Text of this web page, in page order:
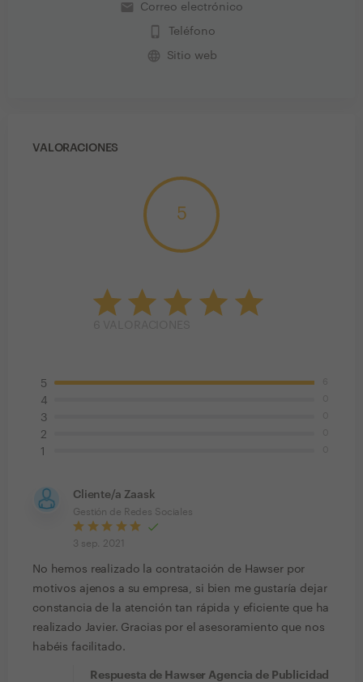
email Correo electrónico
phone_iphone Teléfono
language Sitio web
VALORACIONES
5
5
4
3
2
1
Cliente/a Zaask
Gestión de Redes Sociales
3 sep. 2021
No hemos realizado la contratación de Hawser por
motivos ajenos a su empresa, si bien me gustaría dejar
constancia de la atención tan rápida y eficiente que ha
realizado Javier. Gracias por el asesoramiento que nos
habéis facilitado.
Respuesta de Hawser Agencia de Publicidad